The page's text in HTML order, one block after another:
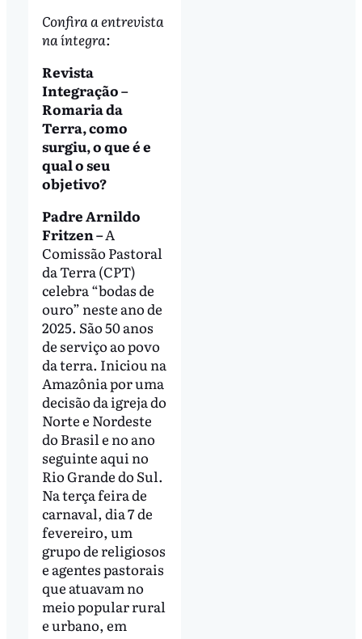
Confira a entrevista
na íntegra:
Revista
Integração –
Romaria da
Terra, como
surgiu, o que é e
qual o seu
objetivo?
Padre Arnildo
Fritzen –A
Comissão Pastoral
da Terra (CPT)
celebra “bodas de
ouro” neste ano de
2025. São 50 anos
de serviço ao povo
da terra. Iniciou na
Amazônia por uma
decisão da igreja do
Norte e Nordeste
do Brasil e no ano
seguinte aqui no
Rio Grande do Sul.
Na terça feira de
carnaval, dia 7 de
fevereiro, um
grupo de religiosos
e agentes pastorais
que atuavam no
meio popular rural
e urbano, em